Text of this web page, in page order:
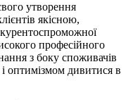
утворення
якісною,
професійного
з боку споживачів
і оптимізмом дивитися в